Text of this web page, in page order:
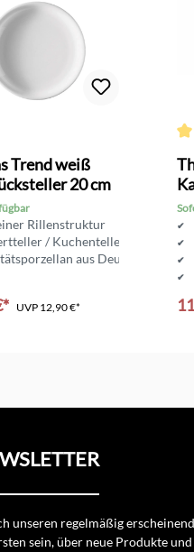
Trend weiß
20 cm
Rillenstruktur
/ Kuchenteller
aus Deutschland
UVP 12,90 €*
unseren regelmäßig
sein, über neue Produkte